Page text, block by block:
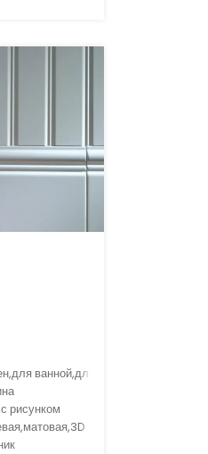
ванной,для гостиной,для кухни
рисунком